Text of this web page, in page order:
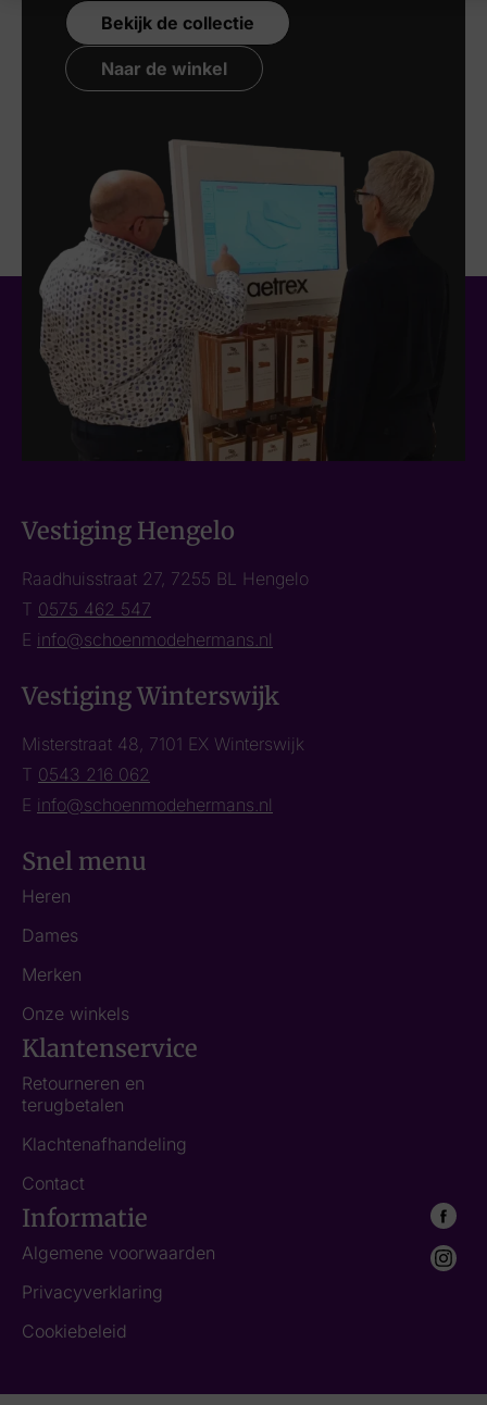
Bekijk de collectie
Naar de winkel
Vestiging Hengelo
Raadhuisstraat 27, 7255 BL Hengelo
T 0575 462 547
E info@schoenmodehermans.nl
Vestiging Winterswijk
Misterstraat 48, 7101 EX Winterswijk
T 0543 216 062
E info@schoenmodehermans.nl
Snel menu
Heren
Dames
Merken
Onze winkels
Klantenservice
Retourneren en
terugbetalen
Klachtenafhandeling
Contact
Informatie
Algemene voorwaarden
Privacyverklaring
Cookiebeleid